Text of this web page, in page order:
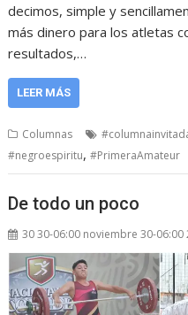
decimos, simple y
más dinero para los atletas
resultados,…
LEER MÁS
Columnas
#negroespiritu,#PrimeraAmateur
De todo un poco
30 30-06:00 noviembre 30-06:00